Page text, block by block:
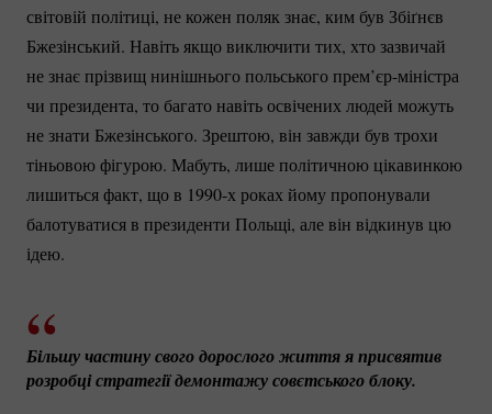
світовій політиці, не кожен поляк знає, ким був Збіґнєв
Бжезінський. Навіть якщо виключити тих, хто зазвичай
не знає прізвищ нинішнього польськогопрем’єр-міністра
чи президента, то багато навіть освічених людей можуть
не знати Бжезінського. Зрештою, він завжди був трохи
тіньовою фігурою. Мабуть, лише політичною цікавинкою
лишиться факт, що в 1990-х роках йому пропонували
балотуватися в президенти Польщі, але він відкинув цю
ідею.
Більшу частину свого дорослого життя я присвятив
розробці стратегії демонтажу совєтського блоку.